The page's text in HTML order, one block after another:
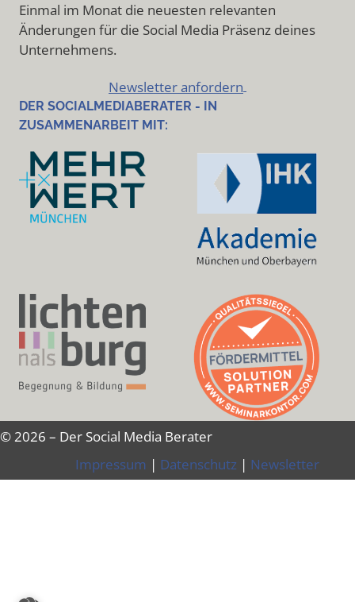
Einmal im Monat die neuesten relevanten
Änderungen für die Social Media Präsenz deines
Unternehmens.
Newsletter anfordern
DER SOCIALMEDIABERATER - IN
ZUSAMMENARBEIT MIT:
© 2026 – Der Social Media Berater
Impressum | Datenschutz | Newsletter